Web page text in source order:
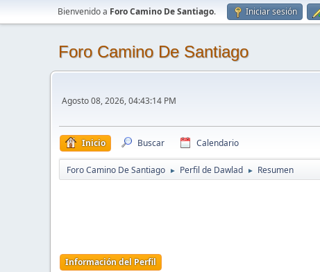
Bienvenido a Foro Camino De Santiago. Iniciar sesión
Foro Camino De Santiago
Agosto 08, 2026, 04:43:14 PM
Inicio Buscar Calendario
Foro Camino De Santiago ► Perfil de Dawlad ► Resumen
Información del Perfil